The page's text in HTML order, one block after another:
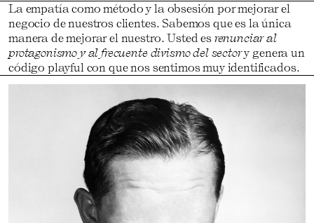
La empatía como método y la obsesión por mejorar el
negocio de nuestros clientes. Sabemos que es la única
manera de mejorar el nuestro. Usted es renunciar al
protagonismo y al frecuente divismo del sectory genera un
código playful con que nos sentimos muy identificados.